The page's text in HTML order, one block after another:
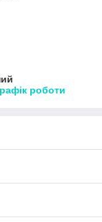
роботи